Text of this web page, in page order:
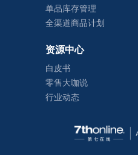
单品库存管理
全渠道商品计划
资源中心
白皮书
零售大咖说
行业动态